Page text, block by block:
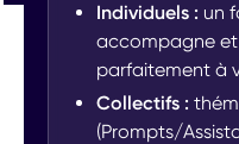
Individuels : un
accompagne
parfaitement à
Collectifs :
(Prompts/